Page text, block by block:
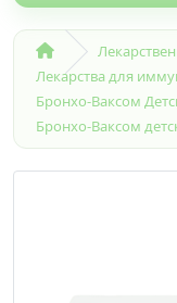
Лекарства для
Бронхо-Ваксом
Бронхо-Ваксом